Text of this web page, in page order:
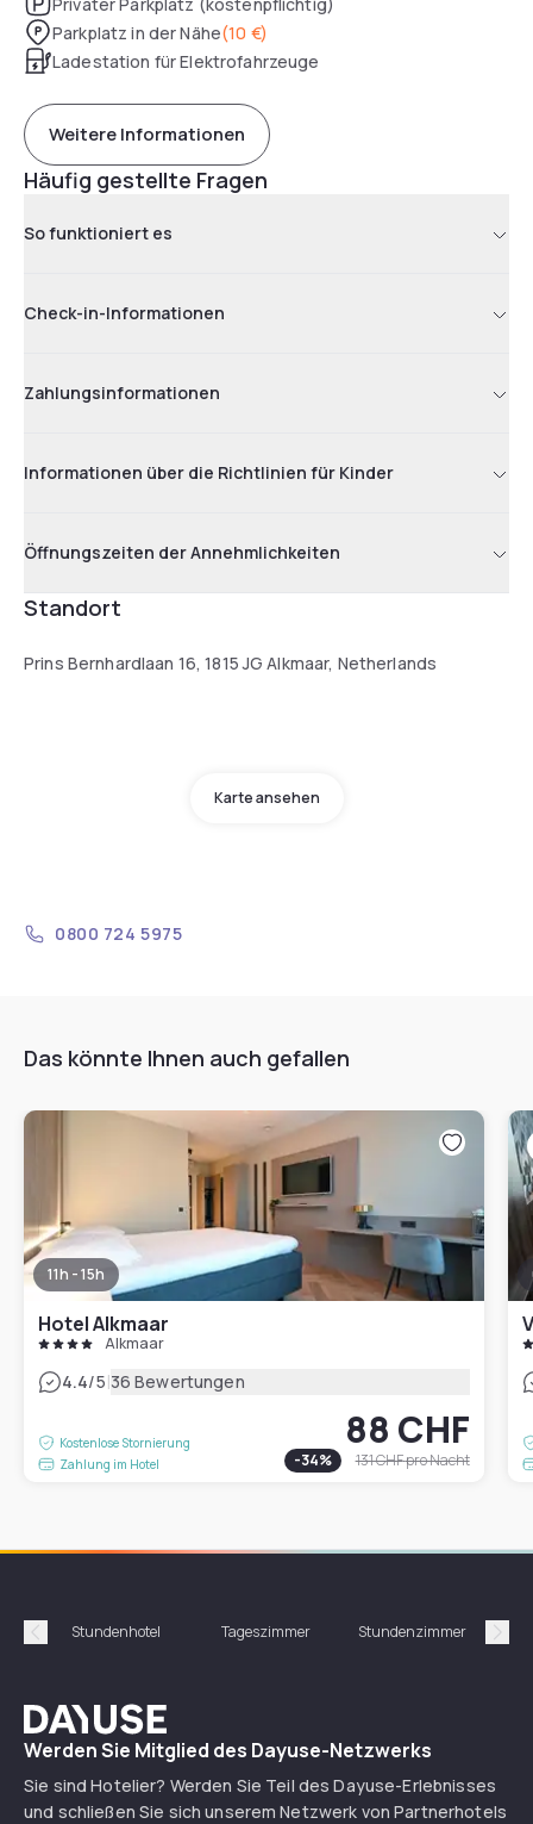
Parkplatz in der Nähe(10 €)
Ladestation für Elektrofahrzeuge
Weitere Informationen
Häufig gestellte Fragen
So funktioniert es
Check-in-Informationen
Zahlungsinformationen
Informationen über die Richtlinien für Kinder
Öffnungszeiten der Annehmlichkeiten
Standort
Prins Bernhardlaan 16, 1815 JG Alkmaar, Netherlands
Karte ansehen
0800 724 5975
Das könnte Ihnen auch gefallen
11h - 15h
Hotel Alkmaar
Alkmaar
4.4/5|36 Bewertungen
Kostenlose Stornierung
Zahlung im Hotel
88 CHF
-34% 131 CHFpro Nacht
Précédent
Stundenhotel Tageszimmer Stundenzimmer
Dayuse
Werden Sie Mitglied des Dayuse-Netzwerks
Sie sind Hotelier? Werden Sie Teil des Dayuse-Erlebnisses
und schließen Sie sich unserem Netzwerk von Partnerhotels